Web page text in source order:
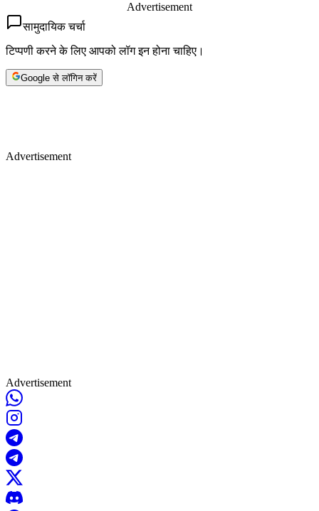
Advertisement
सामुदायिक चर्चा
टिप्पणी करने के लिए आपको लॉग इन होना चाहिए।
Google से लॉगिन करें
Advertisement
Advertisement